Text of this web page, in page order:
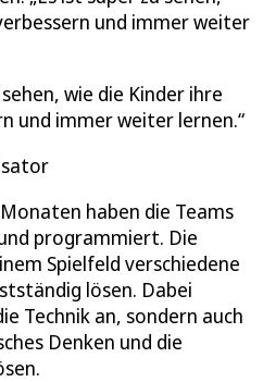
und immer weiter
wie die Kinder ihre
und immer weiter lernen.
haben die Teams
programmiert. Die
Spielfeld verschiedene
lösen. Dabei
Technik an, sondern auch
Denken und die